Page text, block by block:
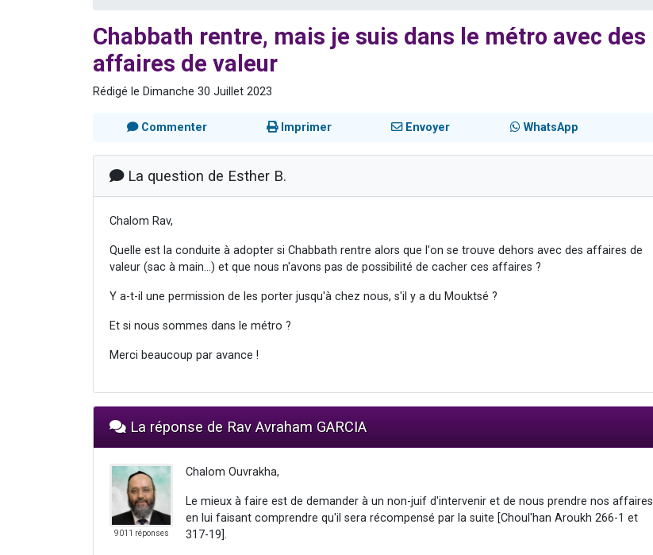
Chabbath rentre, mais je suis dans le métro avec des
affaires de valeur
Rédigé le Dimanche 30 Juillet 2023
Commenter Imprimer Envoyer WhatsApp
La question de Esther B.
Chalom Rav,
Quelle est la conduite à adopter si Chabbath rentre alors que l'on se trouve dehors avec des affaires de
valeur (sac à main…) et que nous n'avons pas de possibilité de cacher ces affaires ?
Y a-t-il une permission de les porter jusqu'à chez nous, s'il y a du Mouktsé ?
Et si nous sommes dans le métro ?
Merci beaucoup par avance !
La réponse de Rav Avraham GARCIA
9011 réponses
Chalom Ouvrakha,
Le mieux à faire est de demander à un non-juif d'intervenir et de nous prendre nos affaires
en lui faisant comprendre qu'il sera récompensé par la suite [Choul'han Aroukh 266-1 et
317-19].